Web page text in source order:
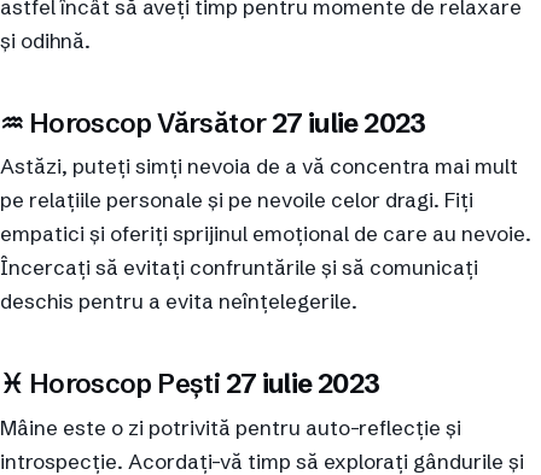
astfel încât să aveți timp pentru momente de relaxare
și odihnă.
♒︎ Horoscop Vărsător27 iulie 2023
Astăzi, puteți simți nevoia de a vă concentra mai mult
pe relațiile personale și pe nevoile celor dragi. Fiți
empatici și oferiți sprijinul emoțional de care au nevoie.
Încercați să evitați confruntările și să comunicați
deschis pentru a evita neînțelegerile.
♓︎ Horoscop Pești 27 iulie 2023
Mâine este o zi potrivită pentru auto-reflecție și
introspecție. Acordați-vă timp să explorați gândurile și